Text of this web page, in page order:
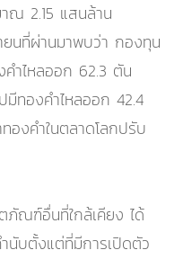
ณ 2.15 แสนล้าน
นที่ผ่านมาพบว่า กองทุน
คำไหลออก 62.3 ตัน
มีทองคำไหลออก 42.4
องคำในตลาดโลกปรับ
ภัณฑ์อื่นที่ใกล้เคียง ได้
นับตั้งแต่ที่มีการเปิดตัว